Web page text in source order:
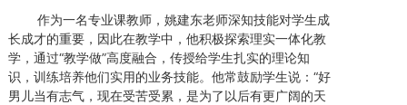
作为一名专业课教师，姚建东老师深知技能对学生成
长成才的重要，因此在教学中，他积极探索理实一体化教
学，通过“教学做”高度融合，传授给学生扎实的理论知
识，训练培养他们实用的业务技能。他常鼓励学生说：“好
男儿当有志气，现在受苦受累，是为了以后有更广阔的天